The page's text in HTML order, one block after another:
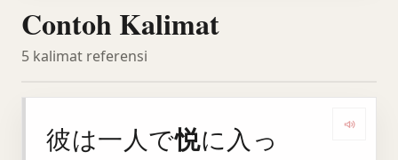
Contoh Kalimat
5 kalimat referensi
彼は一人で悦に入っ